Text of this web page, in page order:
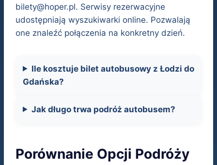
bilety@hoper.pl. Serwisy rezerwacyjne
udostępniają wyszukiwarki online. Pozwalają
one znaleźć połączenia na konkretny dzień.
Ile kosztuje bilet autobusowy z Łodzi do
Gdańska?
Jak długo trwa podróż autobusem?
Porównanie Opcji Podróży